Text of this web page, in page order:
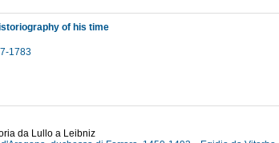
of his time
1783
da Lullo a Leibniz